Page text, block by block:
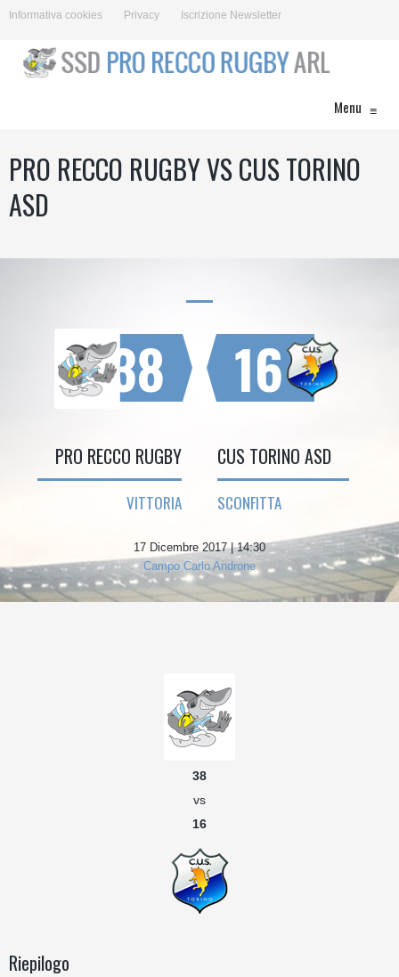
Informativa cookies Privacy Iscrizione Newsletter
Menu ≡
PRO RECCO RUGBY VS CUS TORINO
ASD
38
PRO RECCO RUGBY
VITTORIA
16
CUS TORINO ASD
SCONFITTA
17 Dicembre 2017 | 14:30
Campo Carlo Androne
38
vs
16
Riepilogo